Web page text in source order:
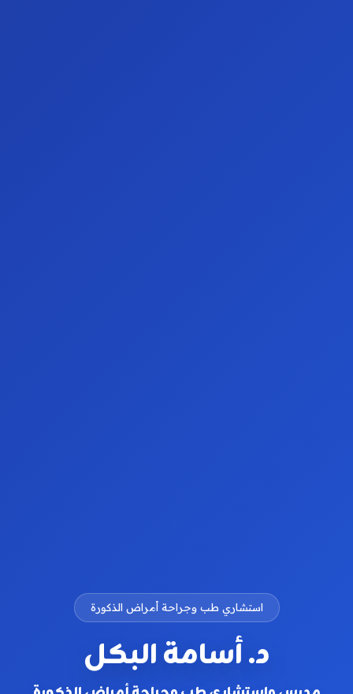
استشاري طب وجراحة أمراض الذكورة
د. أسامة البكل